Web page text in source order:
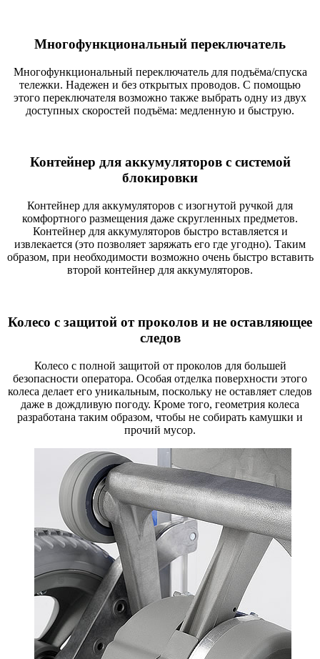
Многофункциональный переключатель
Многофункциональный переключатель для подъёма/спуска
тележки. Надежен и без открытых проводов. С помощью
этого переключателя возможно также выбрать одну из двух
доступных скоростей подъёма: медленную и быструю.
Контейнер для аккумуляторов с системой
блокировки
Контейнер для аккумуляторов с изогнутой ручкой для
комфортного размещения даже скругленных предметов.
Контейнер для аккумуляторов быстро вставляется и
извлекается (это позволяет заряжать его где угодно). Таким
образом, при необходимости возможно очень быстро вставить
второй контейнер для аккумуляторов.
Колесо с защитой от проколов и не оставляющее
следов
Колесо с полной защитой от проколов для большей
безопасности оператора. Особая отделка поверхности этого
колеса делает его уникальным, поскольку не оставляет следов
даже в дождливую погоду. Кроме того, геометрия колеса
разработана таким образом, чтобы не собирать камушки и
прочий мусор.